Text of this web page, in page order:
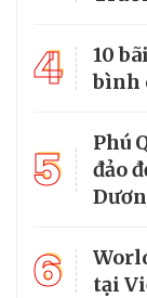
4
10
bình
5
Phú
đảo
6
tại